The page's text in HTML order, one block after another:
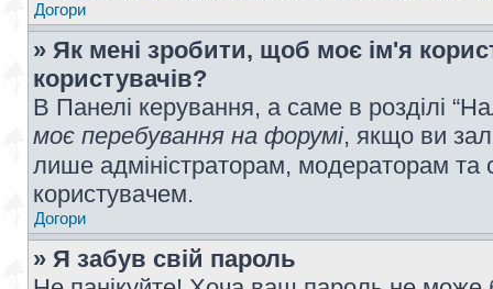
Догори
» Як мені зробити, щоб моє ім'я
користувачів?
В Панелі керування, а саме в розділі
моє перебування на форумі, якщо ви
лише адміністраторам, модераторам
користувачем.
Догори
» Я забув свій пароль